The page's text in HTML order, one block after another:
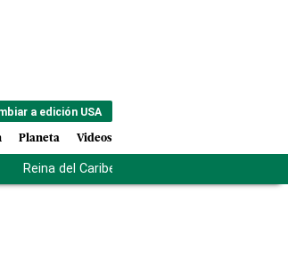
a edición USA
Planeta Videos
Reina del Caribe